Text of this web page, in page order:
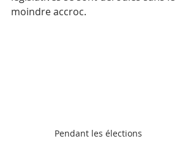
moindre accroc.
Pendant les élections